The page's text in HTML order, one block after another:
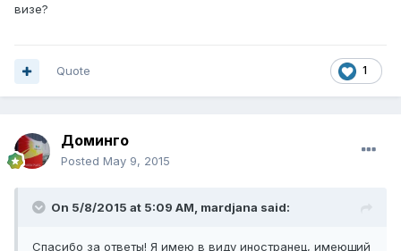
визе?
1
Quote
Доминго
Posted May 9, 2015
On 5/8/2015 at 5:09 AM, mardjana said:
Спасибо за ответы! Я имею в виду иностранец, имеющий